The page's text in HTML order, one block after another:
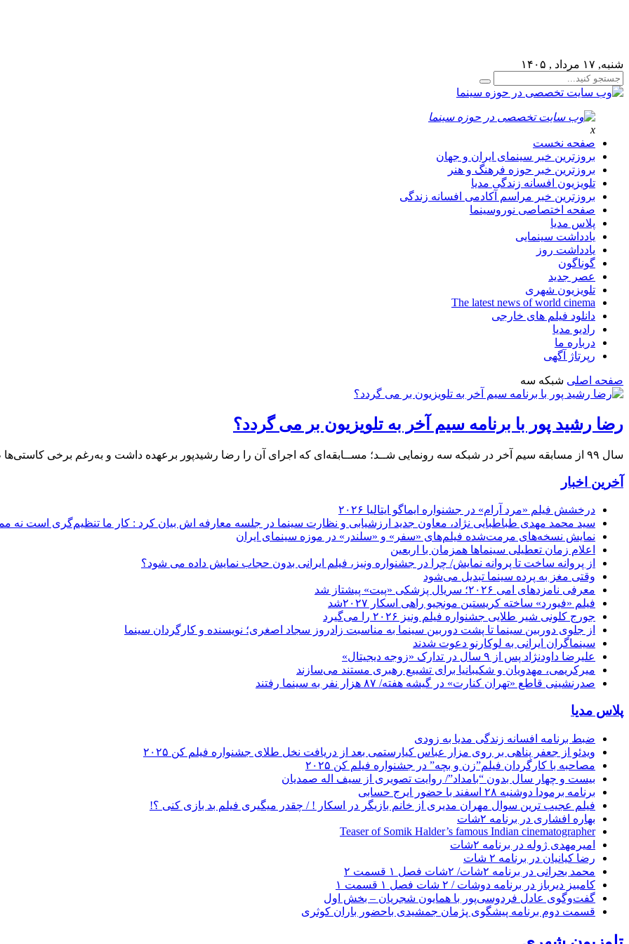
شنبه, ۱۷ مرداد , ۱۴۰۵
x
صفحه نخست
بروزترین خبر سینمای ایران و جهان
بروزترین خبر حوزه فرهنگ و هنر
تلویزیون افسانه زندگی مدیا
بروزترین خبر مراسم آکادمی افسانه زندگی
صفحه اختصاصی نوروسینما
پلاس مدیا
یادداشت سینمایی
یادداشت روز
گوناگون
عصر جدید
تلویزیون شهری
The latest news of world cinema
دانلود فیلم های خارجی
رادیو مدیا
درباره ما
رپرتاژ آگهی
صفحه اصلی شبکه سه
رضا رشید پور با برنامه سیم آخر به تلویزیون بر می گردد؟
سال ۹۹ از مسابقه سیم آخر در شبکه سه رونمایی شــد؛ مســابقه‌ای که اجرای آن را رضا رشیدپور برعهده داشت و به‌رغم برخی کاستی‌ها طرفداران ثابت خود را پیدا کرد.
آخرین اخبار
درخشش فیلم «مرد آرام» در جشنواره ایماگو ایتالیا ۲۰۲۶
سید محمد مهدی طباطبایی نژاد، معاون جدید ارزشیابی و نظارت سینما در جلسه معارفه اش بیان کرد : کار ما تنظیم‌گری است نه
نمایش نسخه‌های مرمت‌شده فیلم‌های «سفر» و «سلندر» در موزه سینمای ایران
اعلام زمان تعطیلی سینماها همزمان با اربعین
از پروانه ساخت تا پروانه نمایش/ چرا در جشنواره ونیز، فیلم ایرانی بدون حجاب نمایش داده می شود؟
وقتی مغز به پرده سینما تبدیل می‌شود
معرفی نامزدهای امی ۲۰۲۶؛ سریال پزشکی «پیت» پیشتاز شد
فیلم «فیورد» ساخته کریستین مونجیو راهی اسکار ۲۰۲۷شد
جورج کلونی شیر طلایی جشنواره فیلم ونیز ۲۰۲۶ را می‌گیرد
از جلوی دوربین سینما تا پشت دوربین سینما به مناسبت زادروز سجاد اصغری؛ نویسنده و کارگردان سینما
سینماگران ایرانی به لوکارنو دعوت شدند
علیرضا داودنژاد پس از ۹ سال در تدارک «زوجه دیجیتال»
میرکریمی، مهدویان و شکیبانیا برای تشییع رهبری مستند می‌سازند
صدرنشینی قاطع «تهران کنارت» در گیشه هفته/ ۸۷ هزار نفر به سینما رفتند
پلاس مدیا
ضبط برنامه افسانه زندگی مدیا به زودی
ویدئو از جعفر پناهی بر روی مزار عباس کیارستمی بعد از دریافت نخل طلای جشنواره فیلم کن ۲۰۲۵
مصاحبه با کارگردان فیلم”زن و بچه” در جشنواره فیلم کن ۲۰۲۵
بیست و چهار سال بدون “بامداد”/ روایت تصویری از سیف اله صمدیان
برنامه برمودا دوشنبه ۲۸ اسفند با حضور ایرج حسابی
فیلم عجیب ترین سوال مهران مدیری از خانم بازیگر در اسکار ! / چقدر میگیری فیلم بد بازی کنی ؟!
بهاره افشاری در برنامه ۲شات
Teaser of Somik Halder’s famous Indian cinematographer
امیرمهدی ژوله در برنامه ۲شات
رضا کیانیان در برنامه ۲ شات
محمد بحرانی در برنامه ۲شات/ ۲شات فصل ۱ قسمت ۲
کامبیز دیرباز در برنامه دوشات / ۲ شات فصل ۱ قسمت ۱
گفت‌وگوی عادل فردوسی‌پور با همایون شجریان – بخش اول
قسمت دوم برنامه پیشگوی پژمان جمشیدی باحضور باران کوثری